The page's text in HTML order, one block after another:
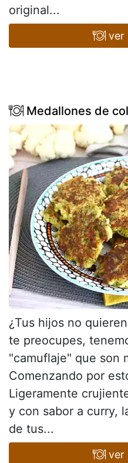
original...
ver
Medallones de
¿Tus hijos no
te preocupes,
"camuflaje" que son
Comenzando por
Ligeramente
y con sabor a curry,
de tus...
ver